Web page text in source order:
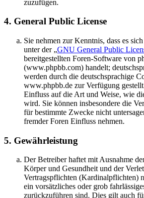
zuzufügen.
4. General Public License
Sie nehmen zur Kenntnis, dass es
unter der „GNU General Public
bereitgestellten Foren-Software von
(www.phpbb.com) handelt;
werden durch die deutschsprachige
www.phpbb.de zur Verfügung
Einfluss auf die Art und Weise, wie
wird. Sie können insbesondere die
für bestimmte Zwecke nicht
fremder Foren Einfluss nehmen.
5. Gewährleistung
Der Betreiber haftet mit Ausnahme
Körper und Gesundheit und der
Vertragspflichten (Kardinalpflichten)
ein vorsätzliches oder grob
zurückzuführen sind. Dies gilt auch